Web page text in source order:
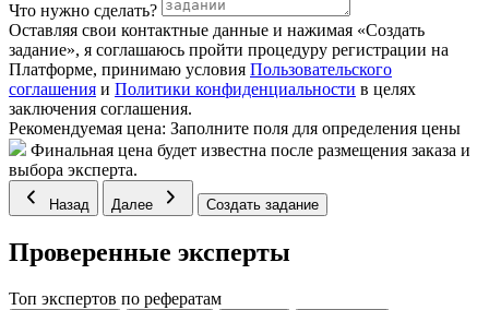
Что нужно сделать?
Оставляя свои контактные данные и нажимая «Создать
задание», я соглашаюсь пройти процедуру регистрации на
Платформе, принимаю условия Пользовательского
соглашения и Политики конфиденциальности в целях
заключения соглашения.
Рекомендуемая цена: Заполните поля для определения цены
Финальная цена будет известна после размещения заказа и
выбора эксперта.
Назад Далее Создать задание
Проверенные эксперты
Топ экспертов по рефератам